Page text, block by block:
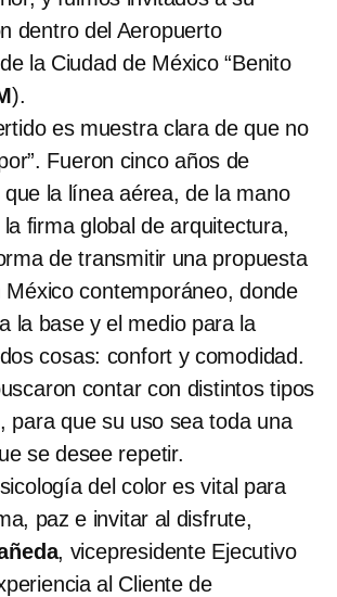
dentro del Aeropuerto
la Ciudad de México “Benito
).
es muestra clara de que no
Fueron cinco años de
la línea aérea, de la mano
la firma global de arquitectura,
de transmitir una propuesta
México contemporáneo, donde
la base y el medio para la
cosas: confort y comodidad.
contar con distintos tipos
para que su uso sea toda una
se desee repetir.
del color es vital para
paz e invitar al disfrute,
, vicepresidente Ejecutivo
al Cliente de